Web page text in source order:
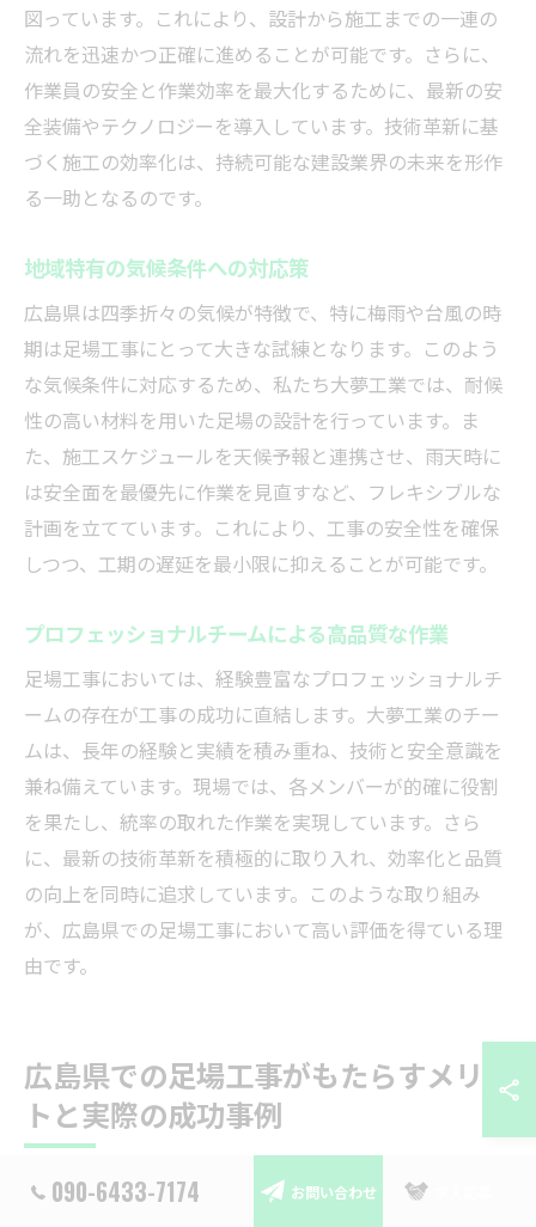
図っています。これにより、設計から施工までの一連の
流れを迅速かつ正確に進めることが可能です。さらに、
作業員の安全と作業効率を最大化するために、最新の安
全装備やテクノロジーを導入しています。技術革新に基
づく施工の効率化は、持続可能な建設業界の未来を形作
る一助となるのです。
地域特有の気候条件への対応策
広島県は四季折々の気候が特徴で、特に梅雨や台風の時
期は足場工事にとって大きな試練となります。このよう
な気候条件に対応するため、私たち大夢工業では、耐候
性の高い材料を用いた足場の設計を行っています。ま
た、施工スケジュールを天候予報と連携させ、雨天時に
は安全面を最優先に作業を見直すなど、フレキシブルな
計画を立てています。これにより、工事の安全性を確保
しつつ、工期の遅延を最小限に抑えることが可能です。
プロフェッショナルチームによる高品質な作業
足場工事においては、経験豊富なプロフェッショナルチ
ームの存在が工事の成功に直結します。大夢工業のチー
ムは、長年の経験と実績を積み重ね、技術と安全意識を
兼ね備えています。現場では、各メンバーが的確に役割
を果たし、統率の取れた作業を実現しています。さら
に、最新の技術革新を積極的に取り入れ、効率化と品質
の向上を同時に追求しています。このような取り組み
が、広島県での足場工事において高い評価を得ている理
由です。
広島県での足場工事がもたらすメリッ
トと実際の成功事例
実績豊富な企業による施工の信頼性
090-6433-7174 お問い合わせ